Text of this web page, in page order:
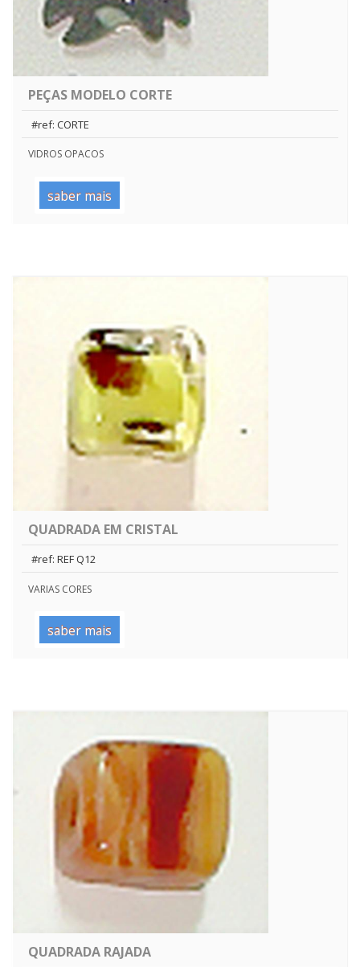
PEÇAS MODELO CORTE
#ref: CORTE
VIDROS OPACOS
saber mais
QUADRADA EM CRISTAL
#ref: REF Q12
VARIAS CORES
saber mais
QUADRADA RAJADA